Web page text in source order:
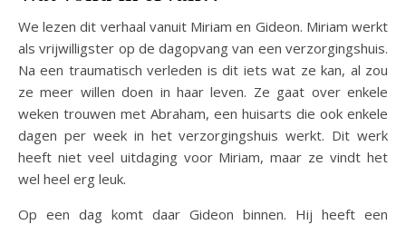
We lezen dit verhaal vanuit Miriam en Gideon. Miriam werkt
als vrijwilligster op de dagopvang van een verzorgingshuis.
Na een traumatisch verleden is dit iets wat ze kan, al zou
ze meer willen doen in haar leven. Ze gaat over enkele
weken trouwen met Abraham, een huisarts die ook enkele
dagen per week in het verzorgingshuis werkt. Dit werk
heeft niet veel uitdaging voor Miriam, maar ze vindt het
wel heel erg leuk.
Op een dag komt daar Gideon binnen. Hij heeft een